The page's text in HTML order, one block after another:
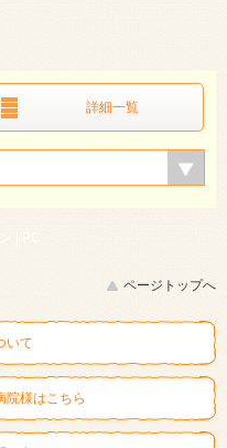
詳細一覧
| PC
ページトップへ
いて
院様はこちら